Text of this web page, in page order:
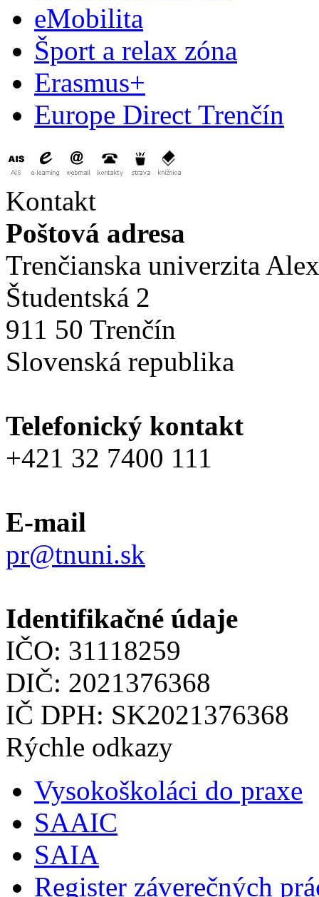
eMobilita
Šport a relax zóna
Erasmus+
Europe Direct Trenčín
Kontakt
Poštová adresa
Trenčianska univerzita
Študentská 2
911 50 Trenčín
Slovenská republika
Telefonický kontakt
+421 32 7400 111
E-mail
pr@tnuni.sk
Identifikačné údaje
IČO: 31118259
DIČ: 2021376368
IČ DPH: SK2021376368
Rýchle odkazy
Vysokoškoláci do praxe
SAAIC
SAIA
Register záverečných